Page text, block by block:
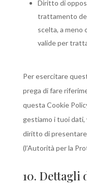
Diritto di
trattamento
scelta, a meno
valide per
Per esercitare
prega di fare
questa Cookie
gestiamo i tuoi dati,
diritto di presentare
(l’Autorità per la
10. Dettagli